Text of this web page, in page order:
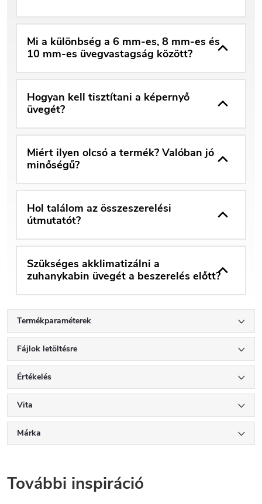
Mi a különbség a 6 mm-es, 8 mm-es és
10 mm-es üvegvastagság között?
Hogyan kell tisztítani a képernyő
üvegét?
Miért ilyen olcsó a termék? Valóban jó
minőségű?
Hol találom az összeszerelési
útmutatót?
Szükséges akklimatizálni a
zuhanykabin üvegét a beszerelés előtt?
Termékparaméterek
Fájlok letöltésre
Értékelés
Vita
Márka
További inspiráció